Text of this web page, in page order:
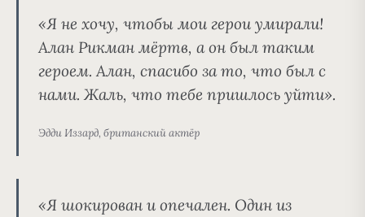
«Я не хочу, чтобы мои герои умирали!
Алан Рикман мёртв, а он был таким
героем. Алан, спасибо за то, что был с
нами. Жаль, что тебе пришлось уйти».
Эдди Иззард, британский актёр
«Я шокирован и опечален. Один из